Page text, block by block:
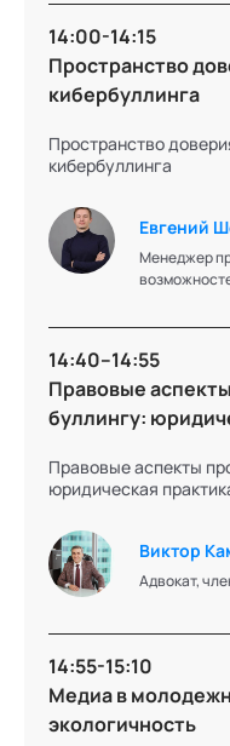
Анна
юрист, эксперт
"Журавлик".
14:00-14:15
Пространство
кибербуллинга
Пространство
кибербуллинга
Евгений
Менеджер
14:40–14:55
Правовые
буллингу:
Правовые аспекты
юридическая
Виктор
Адвокат,
14:55-15:10
Медиа в
экологичность